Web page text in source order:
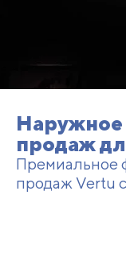
продаж
Премиальное
продаж Vertu